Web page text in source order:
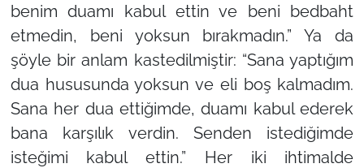
benim duamı kabul ettin ve beni bedbaht
etmedin, beni yoksun bırakmadın.” Ya da
şöyle bir anlam kastedilmiştir: “Sana yaptığım
dua hususunda yoksun ve eli boş kalmadım.
Sana her dua ettiğimde, duamı kabul ederek
bana karşılık verdin. Senden istediğimde
isteğimi kabul ettin.” Her iki ihtimalde